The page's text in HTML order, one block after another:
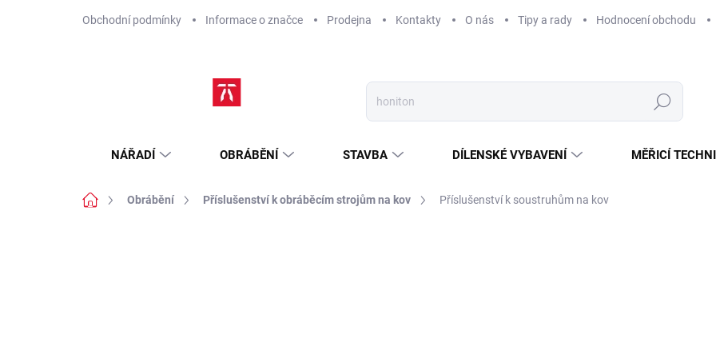
Obchodní podmínky Informace o značce Prodejna Kontakty O nás Tipy a rady Hodnocení obchodu
Hledat
NÁŘADÍ OBRÁBĚNÍ STAVBA DÍLENSKÉ VYBAVENÍ MĚŘICÍ
Domů Obrábění Příslušenství k obráběcím strojům na kov Příslušenství k soustruhům na kov